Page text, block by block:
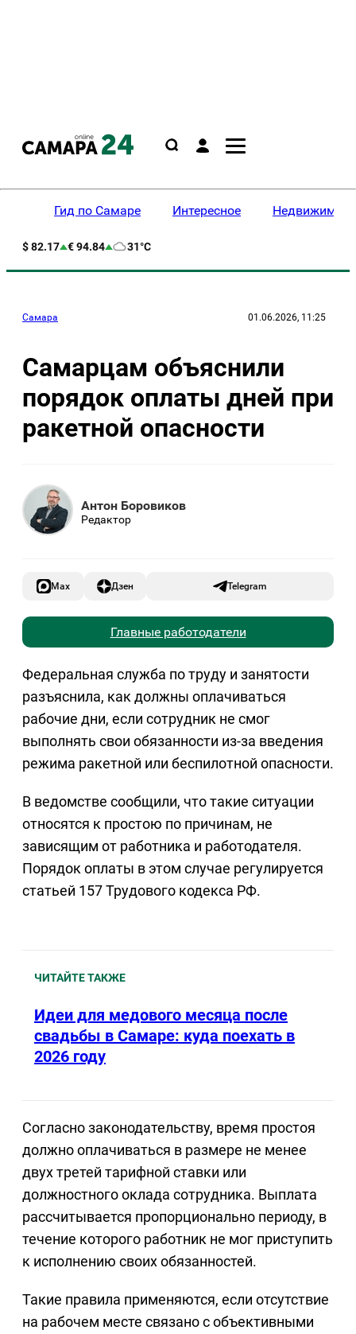
Гид по Самаре Интересное
$ 82.17 € 94.84 31°C
Самара 01.06.2026, 11:25
Самарцам объяснили
порядок оплаты дней при
ракетной опасности
Антон Боровиков
Редактор
Max Дзен Telegram
Главные работодатели
Федеральная служба по труду и занятости
разъяснила, как должны оплачиваться
рабочие дни, если сотрудник не смог
выполнять свои обязанности из-за введения
режима ракетной или беспилотной опасности.
В ведомстве сообщили, что такие ситуации
относятся к простою по причинам, не
зависящим от работника и работодателя.
Порядок оплаты в этом случае регулируется
статьей 157 Трудового кодекса РФ.
ЧИТАЙТЕ ТАКЖЕ
Идеи для медового месяца после
свадьбы в Самаре: куда поехать в
2026 году
Согласно законодательству, время простоя
должно оплачиваться в размере не менее
двух третей тарифной ставки или
должностного оклада сотрудника. Выплата
рассчитывается пропорционально периоду, в
течение которого работник не мог приступить
к исполнению своих обязанностей.
Такие правила применяются, если отсутствие
на рабочем месте связано с объективными